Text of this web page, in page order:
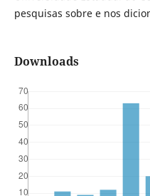
pesquisas sobre e nos
Downloads